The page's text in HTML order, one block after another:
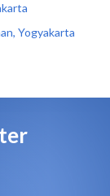
Yogyakarta